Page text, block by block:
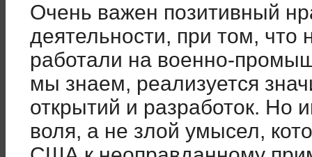
Очень важен позитивный
деятельности, при том, что
работали на военно-
мы знаем, реализуется
открытий и разработок. Но
воля, а не злой умысел,